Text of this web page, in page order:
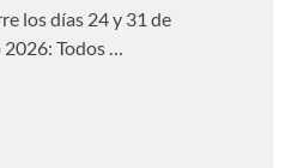
los días 24 y 31 de
Todos …